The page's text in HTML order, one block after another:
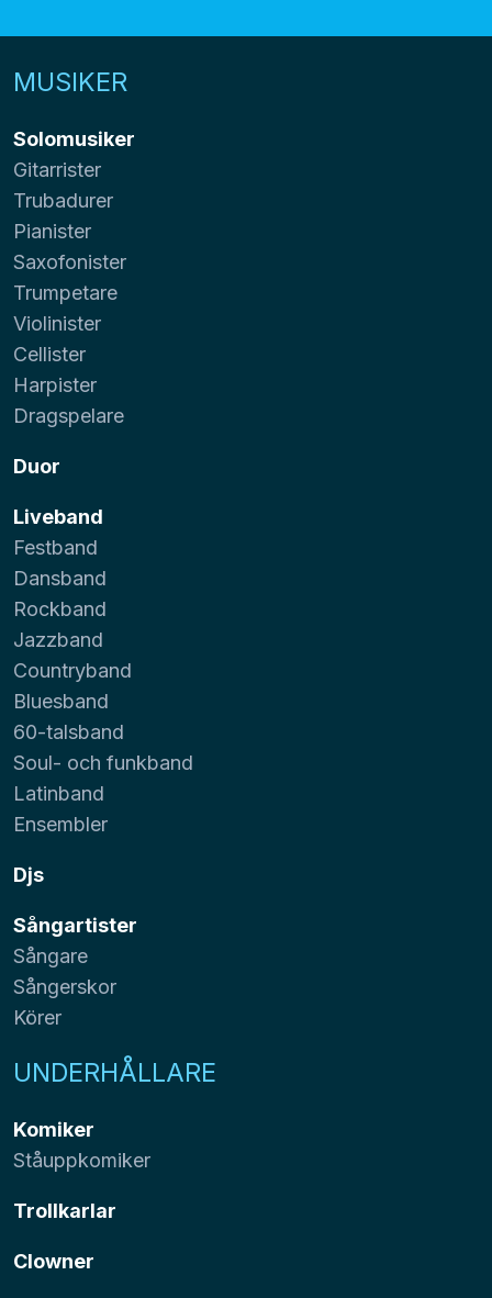
MUSIKER
Solomusiker
Gitarrister
Trubadurer
Pianister
Saxofonister
Trumpetare
Violinister
Cellister
Harpister
Dragspelare
Duor
Liveband
Festband
Dansband
Rockband
Jazzband
Countryband
Bluesband
60-talsband
Soul- och funkband
Latinband
Ensembler
Djs
Sångartister
Sångare
Sångerskor
Körer
UNDERHÅLLARE
Komiker
Ståuppkomiker
Trollkarlar
Clowner